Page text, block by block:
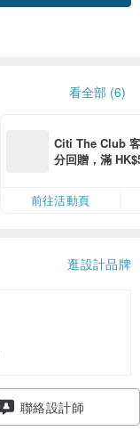
看全部 (6)
Citi The Club
分回贈，滿
前往活動頁
逛設計品牌
聯絡設計師